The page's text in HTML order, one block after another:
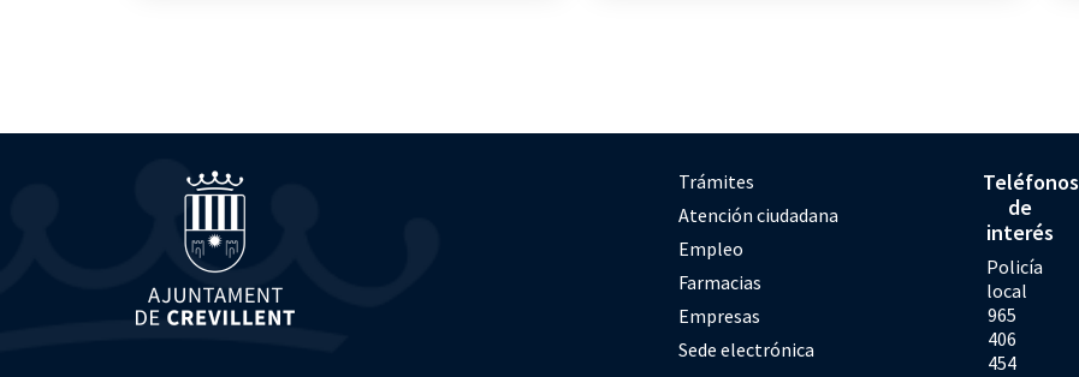
Trámites
Atención ciudadana
Empleo
Farmacias
Empresas
Sede electrónica
Teléfonos
de
interés
Policía
local
965
406
454